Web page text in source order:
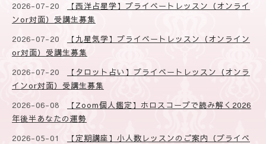
2026-07-20
【西洋占星学】プライベートレッスン（オンライ
ンor対面）受講生募集
2026-07-20
【九星気学】プライベートレッスン（オンライン
or対面）受講生募集
2026-07-20
【タロット占い】プライベートレッスン（オンラ
インor対面）受講生募集
2026-06-08
【Zoom個人鑑定】ホロスコープで読み解く2026
年後半あなたの運勢
2026-05-01
【定期講座】小人数レッスンのご案内（プライベ